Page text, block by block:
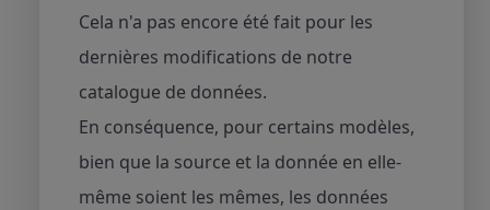
Cela n'a pas encore été fait pour les
dernières modifications de notre
catalogue de données.
En conséquence, pour certains modèles,
bien que la source et la donnée en elle-
même soient les mêmes, les données